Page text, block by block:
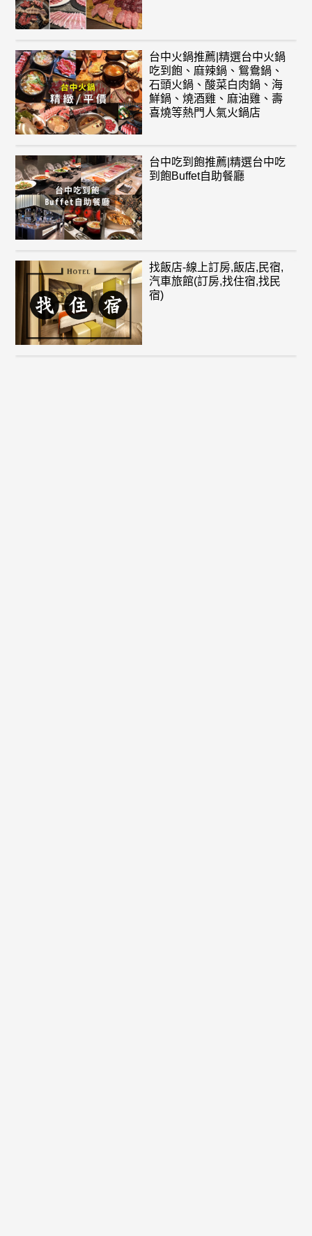
台中火鍋推薦|精選台中火鍋
吃到飽、麻辣鍋、鴛鴦鍋、
石頭火鍋、酸菜白肉鍋、海
鮮鍋、燒酒雞、麻油雞、壽
喜燒等熱門人氣火鍋店
台中吃到飽推薦|精選台中吃
到飽Buffet自助餐廳
找飯店-線上訂房,飯店,民宿,
汽車旅館(訂房,找住宿,找民
宿)